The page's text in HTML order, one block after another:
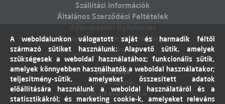
Szállítási információk
Általános Szerződési Feltételek
Online vitarendezési platform
Elállás
Termékek
Újdonságok
Kiemelt ajánlataink
A weboldalunkon válogatott saját és harmadik féltől
származó sütiket használunk: Alapvető sütik, amelyek
szükségesek a weboldal használatához; funkcionális sütik,
amelyek könnyebben használhatók a weboldal használatakor;
teljesítmény-sütik, amelyeket összesített adatok
előállítására használunk a weboldal használatáról és a
statisztikákról; és marketing cookie-k, amelyeket releváns